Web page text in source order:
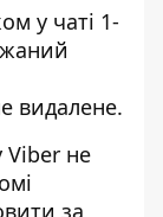
у чаті 1-
видалене.
Viber не
за